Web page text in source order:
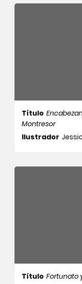
Título
Montresor
Ilustrador
Título Fortunato